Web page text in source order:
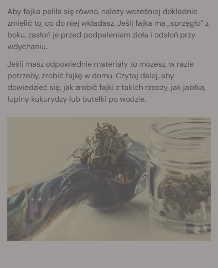
Aby fajka paliła się równo, należy wcześniej dokładnie
zmielić to, co do niej wkładasz. Jeśli fajka ma „sprzęgło” z
boku, zasłoń je przed podpaleniem zioła i odsłoń przy
wdychaniu.
Jeśli masz odpowiednie materiały to możesz, w razie
potrzeby, zrobić fajkę w domu. Czytaj dalej, aby
dowiedzieć się, jak zrobić fajki z takich rzeczy, jak jabłka,
łupiny kukurydzy lub butelki po wodzie.